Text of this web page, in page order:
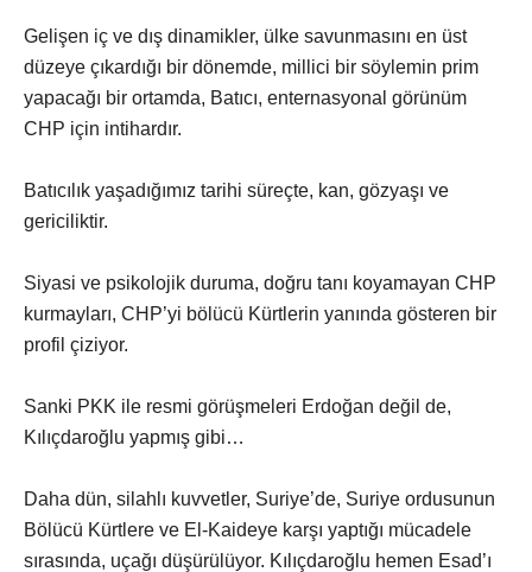
Gelişen iç ve dış dinamikler, ülke savunmasını en üst
düzeye çıkardığı bir dönemde, millici bir söylemin prim
yapacağı bir ortamda, Batıcı, enternasyonal görünüm
CHP için intihardır.
Batıcılık yaşadığımız tarihi süreçte, kan, gözyaşı ve
gericiliktir.
Siyasi ve psikolojik duruma, doğru tanı koyamayan CHP
kurmayları, CHP’yi bölücü Kürtlerin yanında gösteren bir
profil çiziyor.
Sanki PKK ile resmi görüşmeleri Erdoğan değil de,
Kılıçdaroğlu yapmış gibi…
Daha dün, silahlı kuvvetler, Suriye’de, Suriye ordusunun
Bölücü Kürtlere ve El-Kaideye karşı yaptığı mücadele
sırasında, uçağı düşürülüyor. Kılıçdaroğlu hemen Esad’ı